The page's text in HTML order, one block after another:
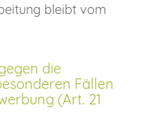
bleibt vom
die
Fällen
(Art. 21